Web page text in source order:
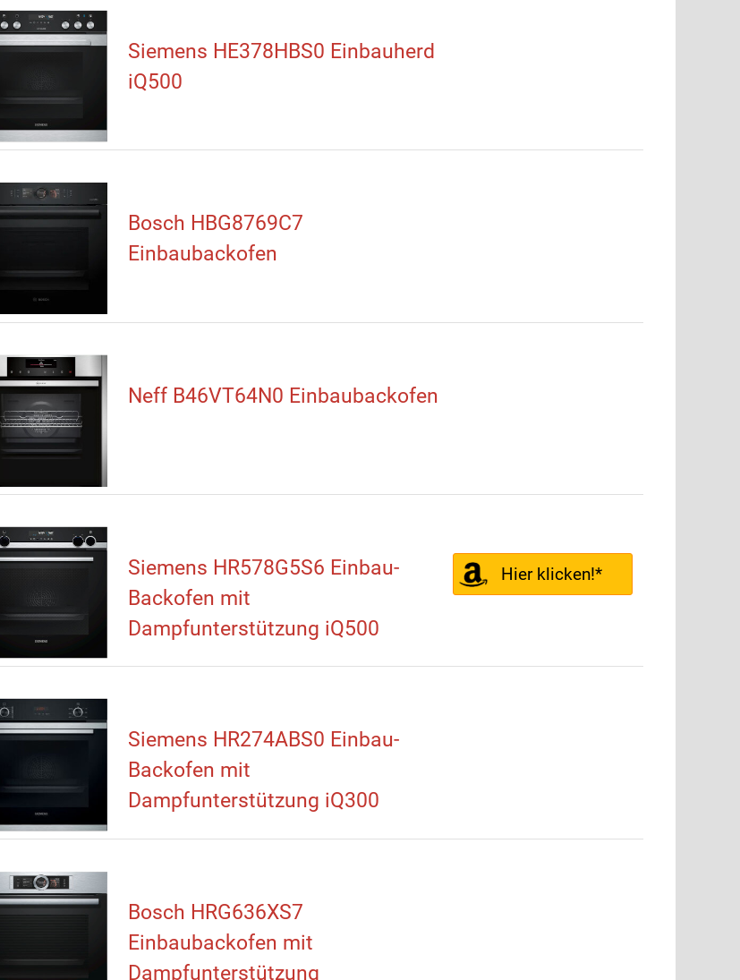
Siemens HE378HBS0 Einbauherd
iQ500
Bosch HBG8769C7
Einbaubackofen
Neff B46VT64N0 Einbaubackofen
Siemens HR578G5S6 Einbau-
Backofen mit
Dampfunterstützung iQ500
Hier klicken!*
Siemens HR274ABS0 Einbau-
Backofen mit
Dampfunterstützung iQ300
Bosch HRG636XS7
Einbaubackofen mit
Dampfunterstützung